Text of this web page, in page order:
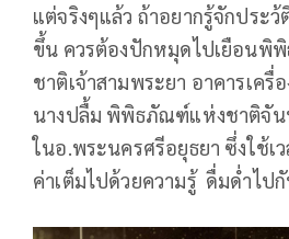
แต่จริงๆแล้ว ถ้าอยากรู้จักประ
ขึ้น ควรต้องปักหมุดไปเยือนพิ
ชาติเจ้าสามพระยา อาคารเครื่
นางปลื้ม พิพิธภัณฑ์แห่งชาติจัน
ในอ.พระนครศรีอยุธยา ซึ่งใช้เ
ค่าเต็มไปด้วยความรู้ ดื่มด่ำไป